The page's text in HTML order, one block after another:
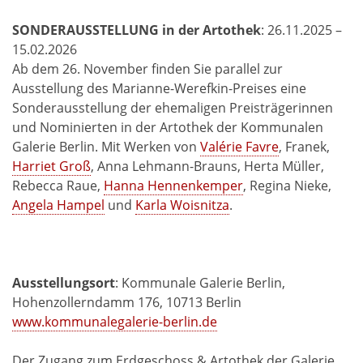
SONDERAUSSTELLUNG in der Artothek: 26.11.2025 –
15.02.2026
Ab dem 26. November finden Sie parallel zur
Ausstellung des Marianne-Werefkin-Preises eine
Sonderausstellung der ehemaligen Preisträgerinnen
und Nominierten in der Artothek der Kommunalen
Galerie Berlin. Mit Werken von Valérie Favre, Franek,
Harriet Groß, Anna Lehmann-Brauns, Herta Müller,
Rebecca Raue, Hanna Hennenkemper, Regina Nieke,
Angela Hampel und Karla Woisnitza.
Ausstellungsort: Kommunale Galerie Berlin,
Hohenzollerndamm 176, 10713 Berlin
www.kommunalegalerie-berlin.de